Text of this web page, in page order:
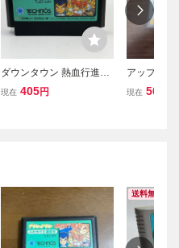
ダウンタウン 熱血行進曲
それゆけ大運動会 1990 T
現在 405円
アップルタ
スクシステ
現在 500
送料無料